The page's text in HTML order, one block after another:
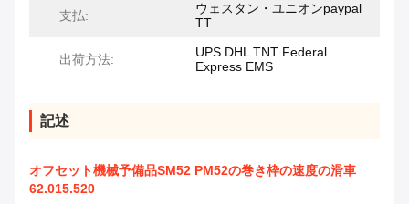
支払:
ウェスタン・ユニオンpaypal
TT
出荷方法:
UPS DHL TNT Federal
Express EMS
記述
オフセット機械予備品SM52 PM52の巻き枠の速度の滑車
62.015.520